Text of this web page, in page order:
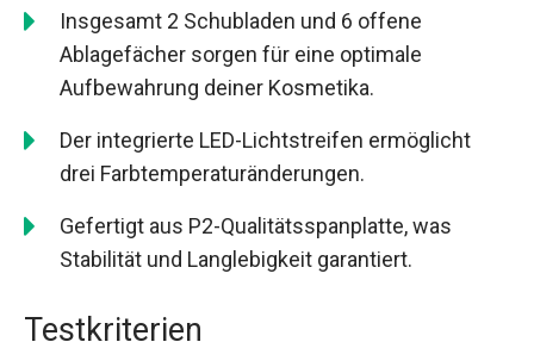
Insgesamt 2 Schubladen und 6 offene
Ablagefächer sorgen für eine optimale
Aufbewahrung deiner Kosmetika.
Der integrierte LED-Lichtstreifen ermöglicht
drei Farbtemperaturänderungen.
Gefertigt aus P2-Qualitätsspanplatte, was
Stabilität und Langlebigkeit garantiert.
Testkriterien